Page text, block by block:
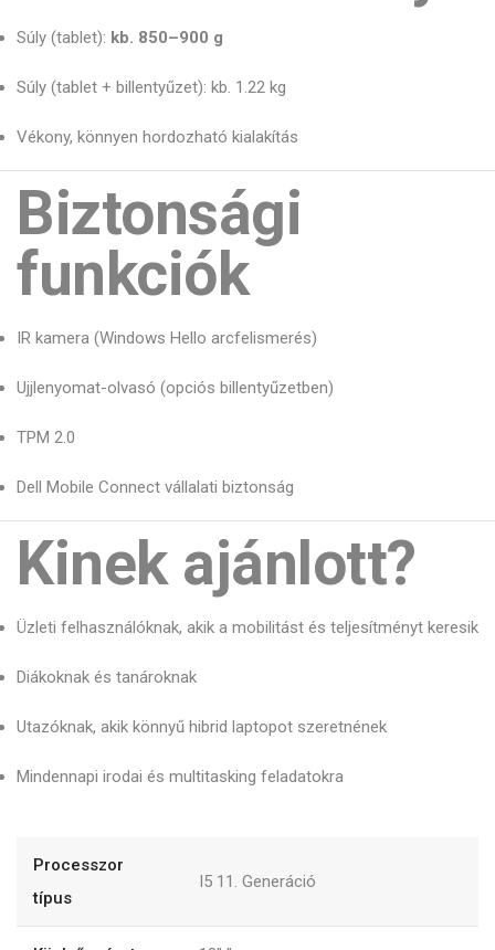
Súly (tablet): kb. 850–900 g
Súly (tablet + billentyűzet): kb. 1.22 kg
Vékony, könnyen hordozható kialakítás
Biztonsági
funkciók
IR kamera (Windows Hello arcfelismerés)
Ujjlenyomat-olvasó (opciós billentyűzetben)
TPM 2.0
Dell Mobile Connect vállalati biztonság
Kinek ajánlott?
Üzleti felhasználóknak, akik a mobilitást és teljesítményt keresik
Diákoknak és tanároknak
Utazóknak, akik könnyű hibrid laptopot szeretnének
Mindennapi irodai és multitasking feladatokra
Processzor
típus
I5 11. Generáció